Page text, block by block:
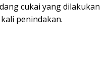
cukai yang dilakukan
penindakan.